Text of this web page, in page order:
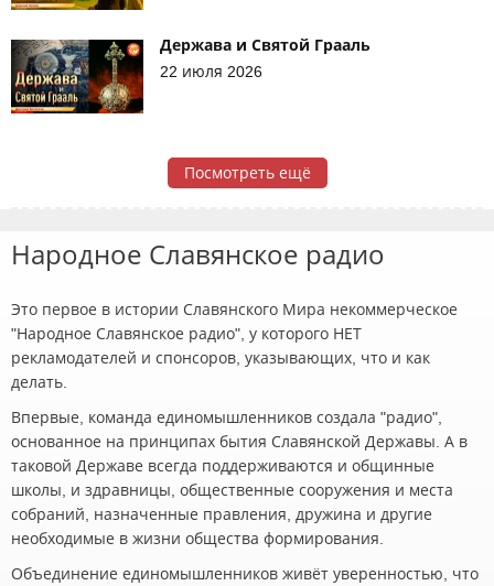
Держава и Святой Грааль
22 июля 2026
Посмотреть ещё
Народное Славянское радио
Это первое в истории Славянского Мира некоммерческое
"Народное Славянское радио", у которого НЕТ
рекламодателей и спонсоров, указывающих, что и как
делать.
Впервые, команда единомышленников создала "радио",
основанное на принципах бытия Славянской Державы. А в
таковой Державе всегда поддерживаются и общинные
школы, и здравницы, общественные сооружения и места
собраний, назначенные правления, дружина и другие
необходимые в жизни общества формирования.
Объединение единомышленников живёт уверенностью, что